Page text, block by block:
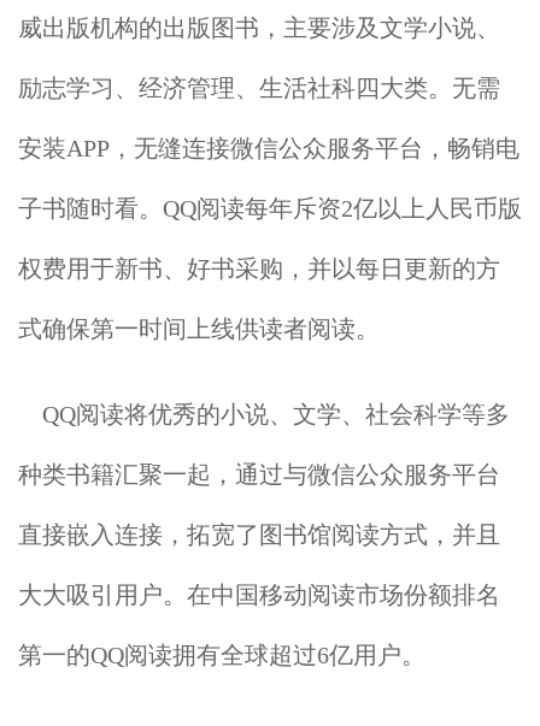
威出版机构的出版图书，主要涉及文学小说、
励志学习、经济管理、生活社科四大类。无需
安装APP，无缝连接微信公众服务平台，畅销电
子书随时看。QQ阅读每年斥资2亿以上人民币版
权费用于新书、好书采购，并以每日更新的方
式确保第一时间上线供读者阅读。
QQ阅读将优秀的小说、文学、社会科学等多
种类书籍汇聚一起，通过与微信公众服务平台
直接嵌入连接，拓宽了图书馆阅读方式，并且
大大吸引用户。在中国移动阅读市场份额排名
第一的QQ阅读拥有全球超过6亿用户。